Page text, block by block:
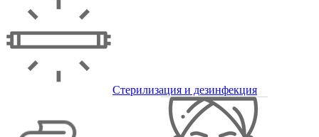
Стерилизация и дезинфекция